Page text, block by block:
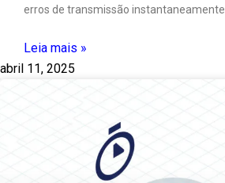
erros de transmissão instantaneamente.
Leia mais »
abril 11, 2025